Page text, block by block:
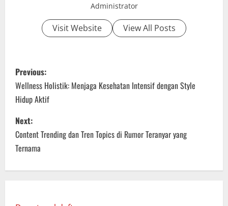
Administrator
Visit Website View All Posts
P
o
s
t
n
a
Previous:
Wellness Holistik: Menjaga Kesehatan Intensif dengan Style
Hidup Aktif
Next:
Content Trending dan Tren Topics di Rumor Teranyar yang
Ternama